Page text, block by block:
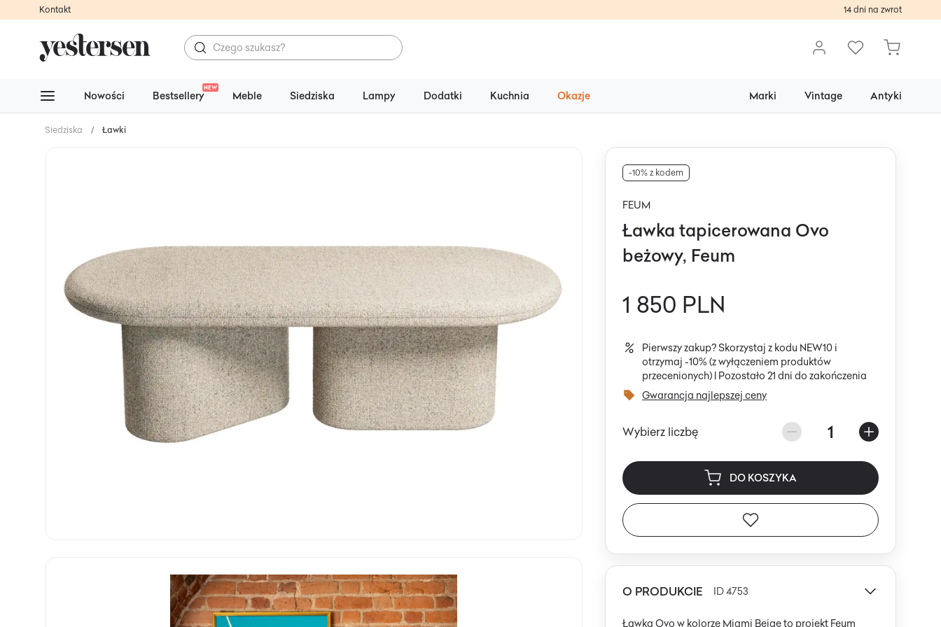
Kontakt 14 dni na zwrot
Nowości Bestsellery
NEW
Meble Siedziska Lampy Dodatki Kuchnia Okazje Marki Vintage Antyki
Siedziska / Ławki
-10% z kodem
FEUM
Ławka tapicerowana Ovo
beżowy, Feum
1 850 PLN
Pierwszy zakup? Skorzystaj z kodu NEW10 i
otrzymaj -10% (z wyłączeniem produktów
przecenionych) | Pozostało 21 dni do zakończenia
Gwarancja najlepszej ceny
Wybierz liczbę 1
DO KOSZYKA
O PRODUKCIE ID 4753
Ławka Ovo w kolorze Miami Beige to projekt Feum